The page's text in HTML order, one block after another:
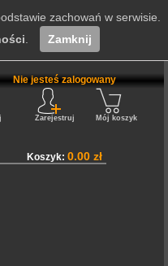
Nie jesteś zalogowany
Zarejestruj Mój koszyk
Koszyk: 0.00 zł
zachowań w serwisie.
Zamknij